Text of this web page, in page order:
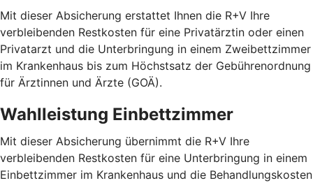
Mit dieser Absicherung erstattet Ihnen die R+V Ihre
verbleibenden Restkosten für eine Privatärztin oder einen
Privatarzt und die Unterbringung in einem Zweibettzimmer
im Krankenhaus bis zum Höchstsatz der Gebührenordnung
für Ärztinnen und Ärzte (GOÄ).
Wahlleistung Einbettzimmer
Mit dieser Absicherung übernimmt die R+V Ihre
verbleibenden Restkosten für eine Unterbringung in einem
Einbettzimmer im Krankenhaus und die Behandlungskosten